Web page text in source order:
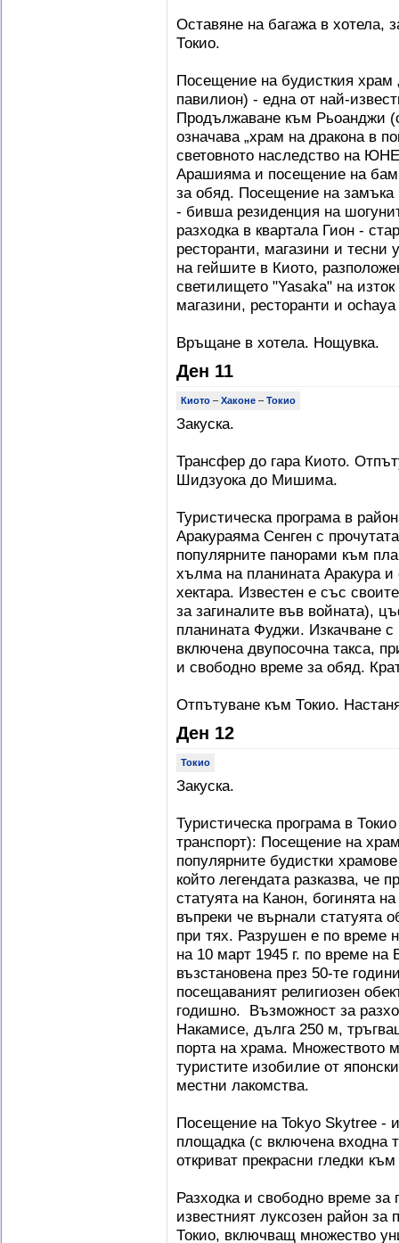
Оставяне на багажа в хотела,
Токио.
Посещение на будисткия храм
павилион) - една от най-
Продължаване към Рьоанджи
означава „храм на дракона в
световното наследство на
Арашияма и посещение на
за обяд. Посещение на
- бивша резиденция на
разходка в квартала Гион -
ресторанти, магазини и тесни
на гейшите в Киото,
светилището "Yasaka" на
магазини, ресторанти и
Връщане в хотела. Нощувка.
Ден 11
Киото – Хаконе – Токио
Закуска.
Трансфер до гара Киото.
Шидзуока до Мишима.
Туристическа програма в
Аракураяма Сенген с
популярните панорами към
хълма на планината Аракура
хектара. Известен е със
за загиналите във войната),
планината Фуджи. Изкачване
включена двупосочна такса,
и свободно време за обяд.
Отпътуване към Токио.
Ден 12
Токио
Закуска.
Туристическа програма в
транспорт): Посещение на
популярните будистки
който легендата разказва, че
статуята на Канон, богинята
въпреки че върнали статуята
при тях. Разрушен е по време
на 10 март 1945 г. по време на
възстановена през 50-те
посещаваният религиозен
годишно. Възможност за
Накамисе, дълга 250 м,
порта на храма. Множеството
туристите изобилие от
местни лакомства.
Посещение на Tokyo Skytree -
площадка (с включена входна
откриват прекрасни гледки
Разходка и свободно време за
известният луксозен район за
Токио, включващ множество